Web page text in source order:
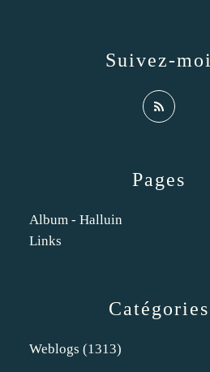
Catégories
Weblogs (1313)
Pages
Album - Halluin
Links
Suivez-moi